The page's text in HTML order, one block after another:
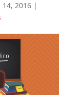
14, 2016|